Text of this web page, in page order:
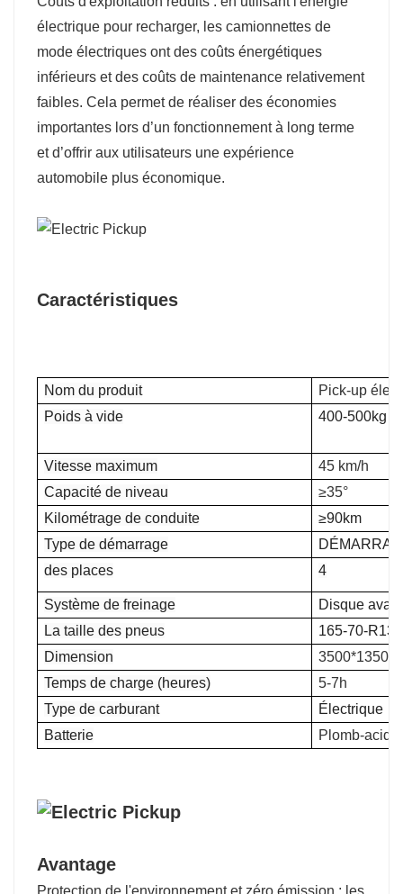
électrique pour recharger, les camionnettes de
mode électriques ont des coûts énergétiques
inférieurs et des coûts de maintenance relativement
faibles. Cela permet de réaliser des économies
importantes lors d’un fonctionnement à long terme
et d’offrir aux utilisateurs une expérience
automobile plus économique.
Caractéristiques
Nom du produit
Pick-up
Poids à vide
400-500kg
Vitesse maximum
45 km/h
Capacité de niveau
≥35°
Kilométrage de conduite
≥90km
Type de démarrage
des places
4
Système de freinage
Disque
La taille des pneus
165-70-R13
Dimension
Temps de charge (heures)
5-7h
Type de carburant
Électrique
Batterie
Plomb-acide/
Avantage
Protection de l'environnement et zéro émission : les